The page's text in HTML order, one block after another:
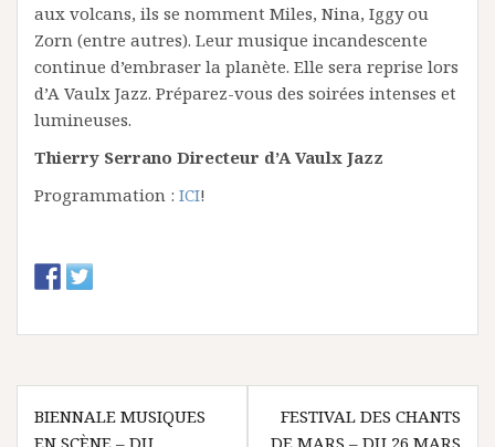
aux volcans, ils se nomment Miles, Nina, Iggy ou
Zorn (entre autres). Leur musique incandescente
continue d’embraser la planète. Elle sera reprise lors
d’A Vaulx Jazz. Préparez-vous des soirées intenses et
lumineuses.
Thierry Serrano Directeur d’A Vaulx Jazz
Programmation : ICI!
N
BIENNALE MUSIQUES
EN SCÈNE – DU
FESTIVAL DES CHANTS
DE MARS – DU 26 MARS